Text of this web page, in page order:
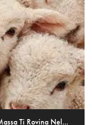
Ti Rovina Nel...